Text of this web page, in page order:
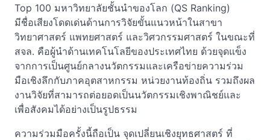
Top 100 มหาวิทยาลัยชั้นนำของโลก (QS Ranking)
มีชื่อเสียงโดดเด่นด้านการวิจัยขั้นแนวหน้าในสาขา
วิทยาศาสตร์ แพทยศาสตร์ และวิศวกรรมศาสตร์ ในขณะที่
สจล. คือผู้นำด้านเทคโนโลยีของประเทศไทย ด้วยจุดแข็ง
จากการเป็นศูนย์กลางนวัตกรรมและเครือข่ายความร่วม
มือเชิงลึกกับภาคอุตสาหกรรม หน่วยงานท้องถิ่น รวมถึงผล
งานวิจัยที่สามารถต่อยอดเป็นนวัตกรรมเชิงพาณิชย์และ
เพื่อสังคมได้อย่างเป็นรูปธรรม
ความร่วมมือครั้งนี้ถือเป็น จุดเปลี่ยนเชิงยุทธศาสตร์ ที่